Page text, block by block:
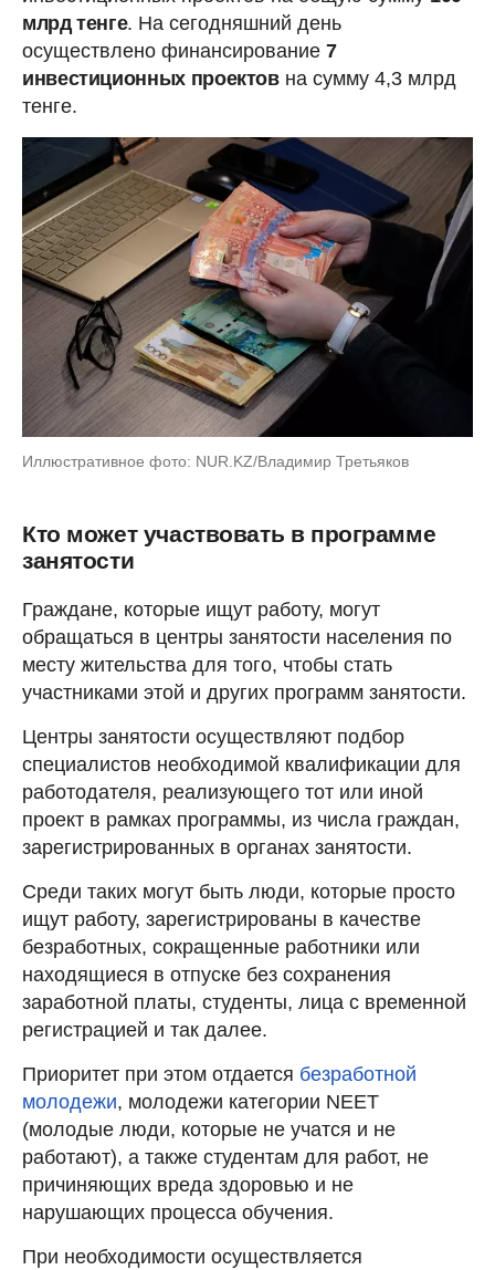
млрд тенге. На сегодняшний день
осуществлено финансирование 7
инвестиционных проектовна сумму 4,3 млрд
тенге.
Иллюстративное фото: NUR.KZ/Владимир Третьяков
Кто может участвовать в программе
занятости
Граждане, которые ищут работу, могут
обращаться в центры занятости населения по
месту жительства для того, чтобы стать
участниками этой и других программ занятости.
Центры занятости осуществляют подбор
специалистов необходимой квалификации для
работодателя, реализующего тот или иной
проект в рамках программы, из числа граждан,
зарегистрированных в органах занятости.
Среди таких могут быть люди, которые просто
ищут работу, зарегистрированы в качестве
безработных, сокращенные работники или
находящиеся в отпуске без сохранения
заработной платы, студенты, лица с временной
регистрацией и так далее.
Приоритет при этом отдается безработной
молодежи, молодежи категории NEET
(молодые люди, которые не учатся и не
работают), а также студентам для работ, не
причиняющих вреда здоровью и не
нарушающих процесса обучения.
При необходимости осуществляется